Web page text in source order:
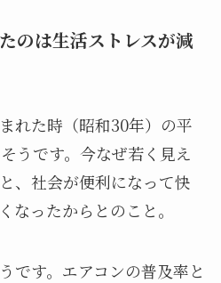
のは生活ストレスが減
れた時（昭和30年）の平
うです。今なぜ若く見え
、社会が便利になって快
なったからとのこと。
です。エアコンの普及率と